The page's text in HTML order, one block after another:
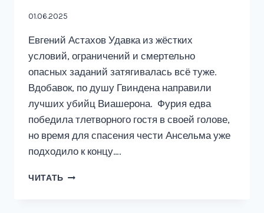
01.06.2025
Евгений Астахов Удавка из жёстких
условий, ограничений и смертельно
опасных заданий затягивалась всё туже.
Вдобавок, по душу Гвиндена направили
лучших убийц Виашерона. Фурия едва
победила тлетворного гостя в своей голове,
но время для спасения чести Ансельма уже
подходило к концу….
ЧИТАТЬ ВИАШЕРОН